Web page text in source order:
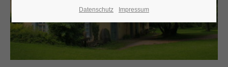
Datenschutz Impressum